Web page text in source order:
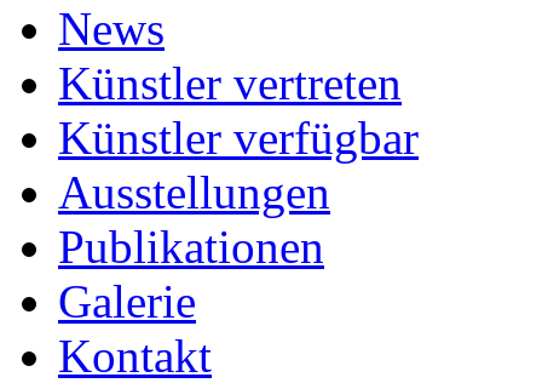
News
Künstler vertreten
Künstler verfügbar
Ausstellungen
Publikationen
Galerie
Kontakt